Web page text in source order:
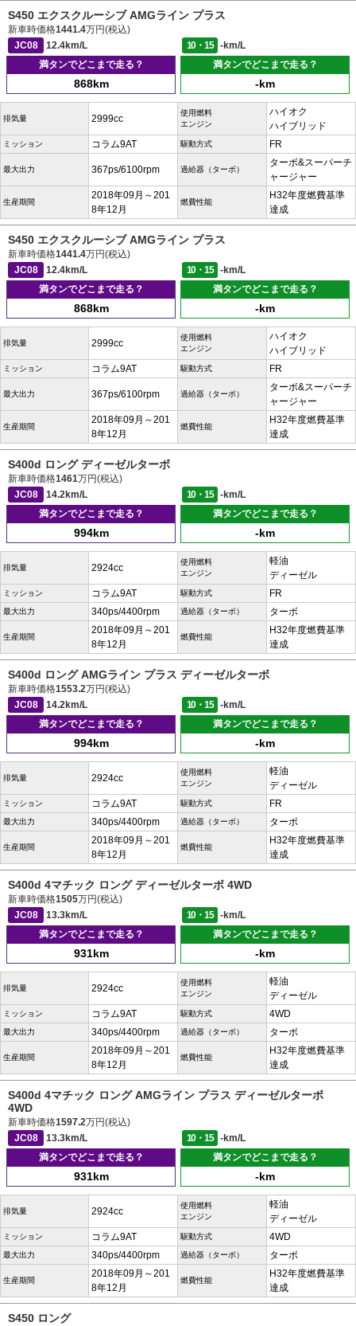
S450 エクスクルーシブ AMGライン プラス
新車時価格1441.4万円(税込)
JC08
12.4km/L 10・15
-km/L
満タンでどこまで走る？
868km
満タンでどこまで走る？
-km
排気量 2999cc
使用燃料
エンジン
ハイオク
ハイブリッド
ミッション コラム9AT 駆動方式 FR
最大出力 367ps/6100rpm 過給器（ターボ）
ターボ&スーパーチ
ャージャー
生産期間
2018年09月～201
8年12月
燃費性能
H32年度燃費基準
達成
S450 エクスクルーシブ AMGライン プラス
新車時価格1441.4万円(税込)
JC08
12.4km/L 10・15
-km/L
満タンでどこまで走る？
868km
満タンでどこまで走る？
-km
排気量 2999cc
使用燃料
エンジン
ハイオク
ハイブリッド
ミッション コラム9AT 駆動方式 FR
最大出力 367ps/6100rpm 過給器（ターボ）
ターボ&スーパーチ
ャージャー
生産期間
2018年09月～201
8年12月
燃費性能
H32年度燃費基準
達成
S400d ロング ディーゼルターボ
新車時価格1461万円(税込)
JC08
14.2km/L 10・15
-km/L
満タンでどこまで走る？
994km
満タンでどこまで走る？
-km
排気量 2924cc
使用燃料
エンジン
軽油
ディーゼル
ミッション コラム9AT 駆動方式 FR
最大出力 340ps/4400rpm 過給器（ターボ） ターボ
生産期間
2018年09月～201
8年12月
燃費性能
H32年度燃費基準
達成
S400d ロング AMGライン プラス ディーゼルターボ
新車時価格1553.2万円(税込)
JC08
14.2km/L 10・15
-km/L
満タンでどこまで走る？
994km
満タンでどこまで走る？
-km
排気量 2924cc
使用燃料
エンジン
軽油
ディーゼル
ミッション コラム9AT 駆動方式 FR
最大出力 340ps/4400rpm 過給器（ターボ） ターボ
生産期間
2018年09月～201
8年12月
燃費性能
H32年度燃費基準
達成
S400d 4マチック ロング ディーゼルターボ 4WD
新車時価格1505万円(税込)
JC08
13.3km/L 10・15
-km/L
満タンでどこまで走る？
931km
満タンでどこまで走る？
-km
排気量 2924cc
使用燃料
エンジン
軽油
ディーゼル
ミッション コラム9AT 駆動方式 4WD
最大出力 340ps/4400rpm 過給器（ターボ） ターボ
生産期間
2018年09月～201
8年12月
燃費性能
H32年度燃費基準
達成
S400d 4マチック ロング AMGライン プラス ディーゼルターボ
4WD
新車時価格1597.2万円(税込)
JC08
13.3km/L 10・15
-km/L
満タンでどこまで走る？
931km
満タンでどこまで走る？
-km
排気量 2924cc
使用燃料
エンジン
軽油
ディーゼル
ミッション コラム9AT 駆動方式 4WD
最大出力 340ps/4400rpm 過給器（ターボ） ターボ
生産期間
2018年09月～201
8年12月
燃費性能
H32年度燃費基準
達成
S450 ロング